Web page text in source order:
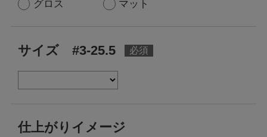
グロス マット
サイズ #3-25.5
仕上がりイメージ